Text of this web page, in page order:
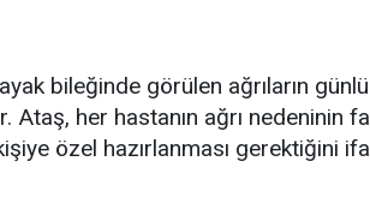
bileğinde görülen ağrıların
her hastanın ağrı nedeninin
özel hazırlanması gerektiğini